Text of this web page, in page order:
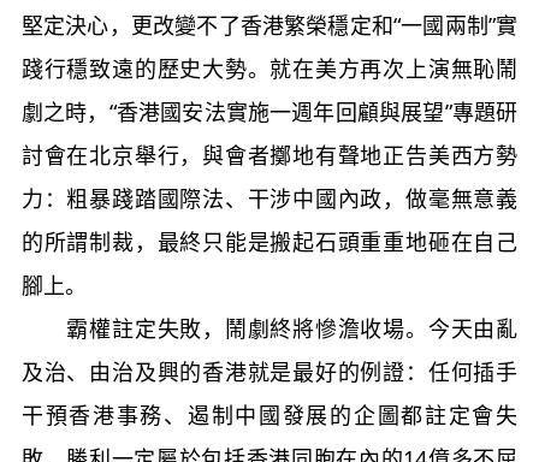
堅定決心，更改變不了香港繁榮穩定和“一國兩制”實
踐行穩致遠的歷史大勢。就在美方再次上演無恥鬧
劇之時，“香港國安法實施一週年回顧與展望”專題研
討會在北京舉行，與會者擲地有聲地正告美西方勢
力：粗暴踐踏國際法、干涉中國內政，做毫無意義
的所謂制裁，最終只能是搬起石頭重重地砸在自己
腳上。
霸權註定失敗，鬧劇終將慘澹收場。今天由亂
及治、由治及興的香港就是最好的例證：任何插手
干預香港事務、遏制中國發展的企圖都註定會失